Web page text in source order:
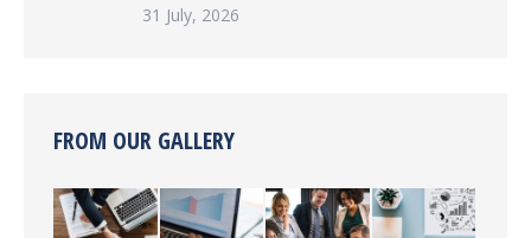
31 July, 2026
FROM OUR GALLERY